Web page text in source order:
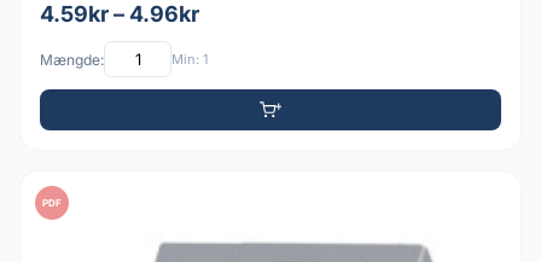
4.59kr – 4.96kr
Mængde: Min: 1
PDF